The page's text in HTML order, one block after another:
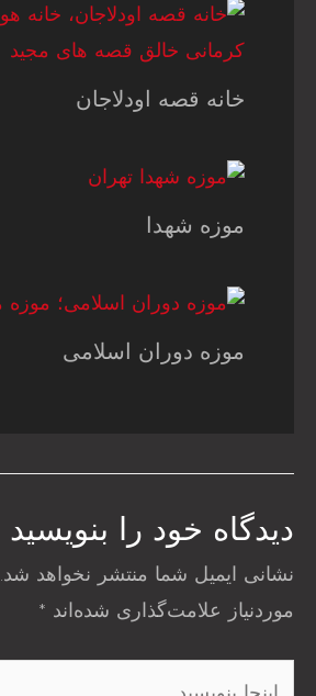
خانه قصه اودلاجان
موزه شهدا
موزه دوران اسلامی
دیدگاه‌ خود را بنویسید
نشانی ایمیل شما منتشر نخواهد شد.
موردنیاز علامت‌گذاری شده‌اند *